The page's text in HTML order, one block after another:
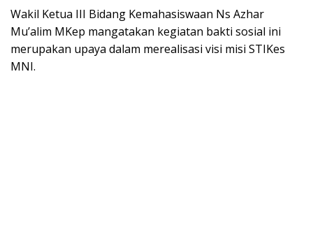
Wakil Ketua III Bidang Kemahasiswaan Ns Azhar
Mu’alim MKep mangatakan kegiatan bakti sosial ini
merupakan upaya dalam merealisasi visi misi STIKes
MNI.